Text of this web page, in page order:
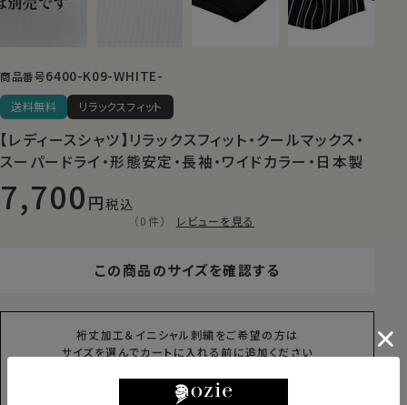
商品番号6400-K09-WHITE-
送料無料 リラックスフィット
【レディースシャツ】リラックスフィット・クールマックス・
スーパードライ・形態安定・長袖・ワイドカラー・日本製
7,700 税込
（0件） レビューを見る
この商品のサイズを確認する
裄丈加工＆イニシャル刺繍をご希望の方は
サイズを選んでカートに入れる前に追加ください
イニシャル刺繍はこちら